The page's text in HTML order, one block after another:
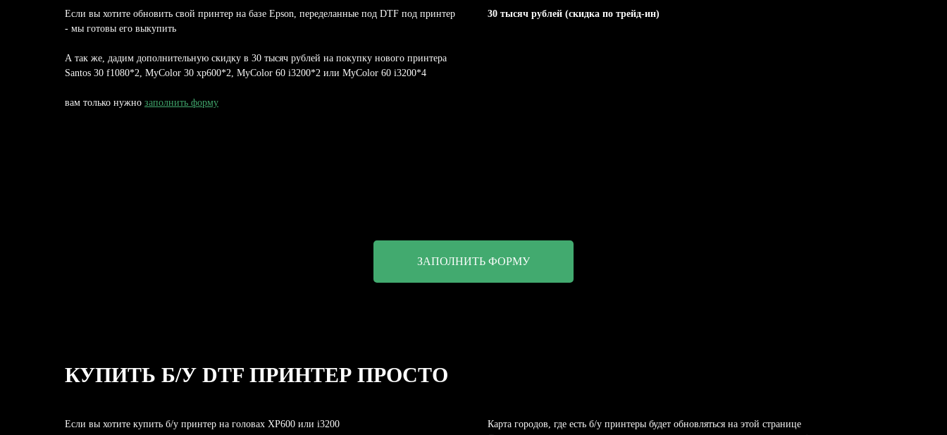
Если вы хотите обновить свой принтер на базе Epson, переделанные под DTF под принтер
- мы готовы его выкупить
А так же, дадим дополнительную скидку в 30 тысяч рублей на покупку нового принтера
Santos 30 f1080*2, MyColor 30 xp600*2, MyColor 60 i3200*2 или MyColor 60 i3200*4
вам только нужно заполнить форму
30 тысяч рублей (скидка по трейд-ин)
ЗАПОЛНИТЬ ФОРМУ
КУПИТЬ Б/У DTF ПРИНТЕР ПРОСТО
Если вы хотите купить б/у принтер на головах XP600 или i3200
Карта городов, где есть б/у принтеры будет обновляться на этой странице